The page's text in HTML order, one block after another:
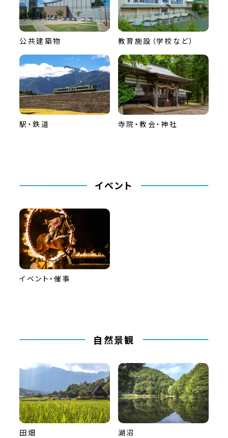
公共建築物 教育施設（学校など）
駅・鉄道 寺院・教会・神社
イベント
イベント・催事
自然景観
田畑 湖沼